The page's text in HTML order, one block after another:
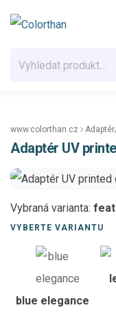
www.colorthan.cz
Adaptér UV
Vybraná varianta:
VYBERTE VARIANTU
blue elegance